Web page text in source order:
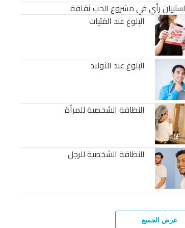
استبيان رأي في مشروع الحب ثقافة
البلوغ عند الفتيات
البلوغ عند الأولاد
النظافة الشخصية للمرأة
النظافة الشخصية للرجل
عرض الجميع